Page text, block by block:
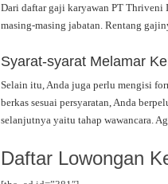
Dari daftar gaji karyawan PT Thriveni
masing-masing jabatan. Rentang
Syarat-syarat Melamar
Selain itu, Anda juga perlu mengisi
berkas sesuai persyaratan, Anda
selanjutnya yaitu tahap wawancara.
Daftar Lowongan